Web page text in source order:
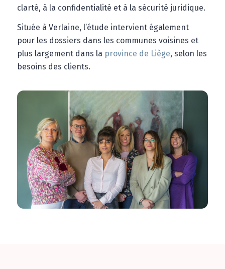
clarté, à la confidentialité et à la sécurité juridique.
Située à Verlaine, l’étude intervient également
pour les dossiers dans les communes voisines et
plus largement dans la province de Liège, selon les
besoins des clients.